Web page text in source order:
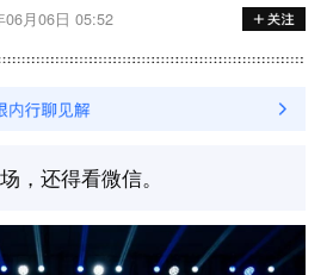
06月06日 05:52
，还得看微信。